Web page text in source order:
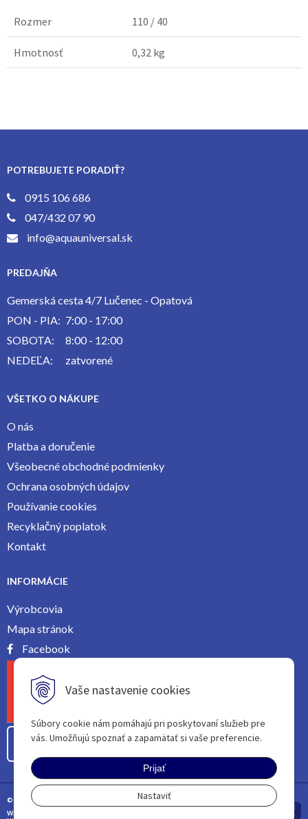
Vaše nastavenie cookies
Súbory cookie nám pomáhajú pri poskytovaní služieb pre
vás. Umožňujú spoznať a zapamätať si vaše preferencie.
Prijať
Nastaviť
Rozmer 110 / 40
Hmotnosť 0,32 kg
POTREBUJETE PORADIŤ?
0915 106 686
047/432 07 90
info@aquauniversal.sk
PREDAJŇA
Gemerská cesta 4/7 Lučenec - Opatová
PON - PIA: 7:00 - 17:00
SOBOTA:
8:00 - 12:00
NEDEĽA:
zatvorené
VŠETKO O NÁKUPE
O nás
Platba a doručenie
Všeobecné obchodné podmienky
Ochrana osobných údajov
Používanie cookies
Recyklačný poplatok
Kontakt
INFORMÁCIE
Výrobcovia
Mapa stránok
Facebook
Odstúpiť od zmluvy tu
© 2026 | All rights reServed
WEBDESIGN BY